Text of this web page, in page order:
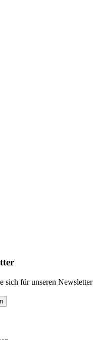
sich für unseren Newsletter